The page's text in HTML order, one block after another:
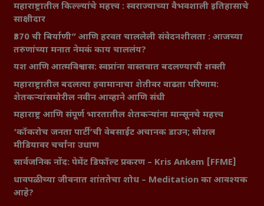
महाराष्ट्रातील किल्ल्यांचे महत्त्व : स्वराज्याच्या वैभवशाली इतिहासाचे
साक्षीदार
₹370 ची बिर्याणी” आणि हरवत चाललेली संवेदनशीलता : आजच्या
तरुणांच्या मनात नेमकं काय चाललंय?
यश आणि आत्मविश्वास: स्वप्नांना वास्तवात बदलण्याची शक्ती
महाराष्ट्रातील बदलत्या हवामानाचा शेतीवर वाढता परिणाम:
शेतकऱ्यांसमोरील नवीन आव्हाने आणि संधी
महाराष्ट्र आणि संपूर्ण भारतातील शेतकऱ्यांना मान्सूनचे महत्त्व
‘कॉकरोच जनता पार्टी’ची वेबसाईट अचानक डाउन; सोशल
मीडियावर चर्चांना उधाण
सार्वजनिक नोंद: पेमेंट डिफॉल्ट प्रकरण – Kris Ankem [FFME]
धावपळीच्या जीवनात शांततेचा शोध – Meditation का आवश्यक
आहे?